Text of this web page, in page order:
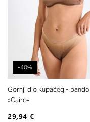
-40%
Gornji dio kupaćeg - bando
»Cairo«
29,94 €